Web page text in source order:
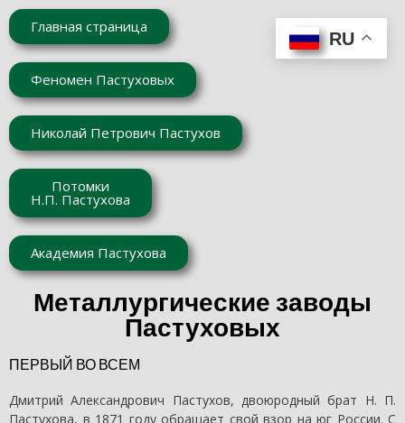
Главная страница
Феномен Пастуховых
Николай Петрович Пастухов
Потомки
Н.П. Пастухова
Академия Пастухова
Металлургические заводы
Пастуховых
ПЕРВЫЙ ВО ВСЕМ
Дмитрий Александрович Пастухов, двоюродный брат Н. П.
Пастухова, в 1871 году обращает свой взор на юг России. С
RU